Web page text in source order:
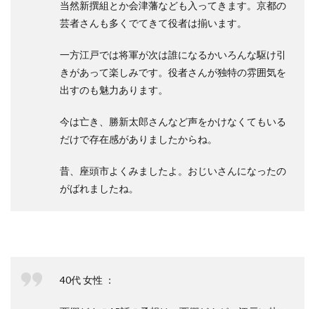
当然新撰組とか会津藩なども入ってきます。京都の
芸者さんも多くでてきて役者は揃います。
一方江戸では将軍が次は誰になるかいろんな駆け引
きがあって楽しみです。役者さんが独特の雰囲気を
出すのも魅力あります。
今は亡き、勝新太郎さんなど声をかけなくてもいる
だけで存在感がありましたからね。
昔、座頭市よくみましたよ。おじいさんになったの
がばれましたね。
40代 女性 ：